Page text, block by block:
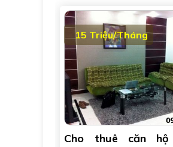
15 Triệu/Tháng
Cho thuê căn hộ